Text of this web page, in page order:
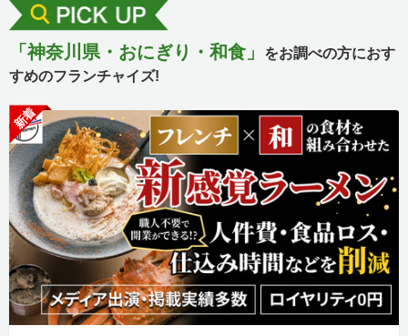
「神奈川県・おにぎり・和食」
をお調べの方におす
すめのフランチャイズ!
新着